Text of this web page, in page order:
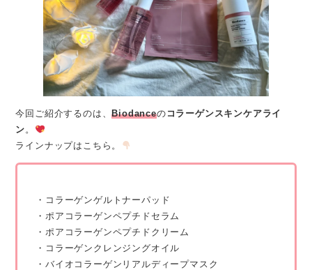
今回ご紹介するのは、Biodanceの コラーゲンスキンケアライ
ン。
ラインナップはこちら。
・コラーゲンゲルトナーパッド
・ポアコラーゲンペプチドセラム
・ポアコラーゲンペプチドクリーム
・コラーゲンクレンジングオイル
・バイオコラーゲンリアルディープマスク